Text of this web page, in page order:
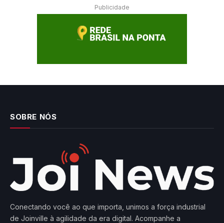
Publicidade
SOBRE NÓS
Conectando você ao que importa, unimos a força industrial
de Joinville à agilidade da era digital. Acompanhe a